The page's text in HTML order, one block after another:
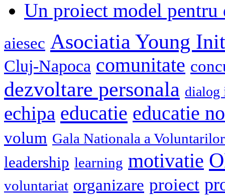
Un proiect model
aiesec Asociatia Young
Cluj-Napoca comunitate
dezvoltare personala dialog
echipa educatie educatie
volum Gala Nationala a Voluntarilor
leadership learning motivatie
voluntariat organizare proiect